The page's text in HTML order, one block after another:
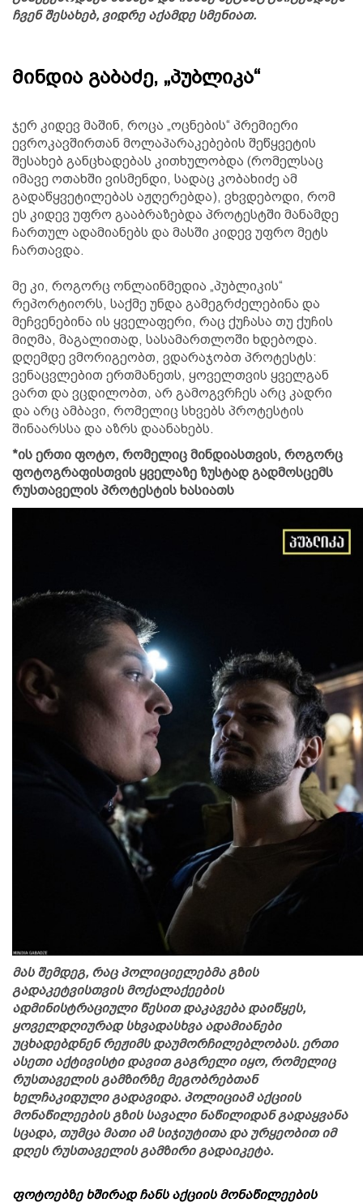
ჩვენ შესახებ, ვიდრე აქამდე სმენიათ.
მინდია გაბაძე, „პუბლიკა“
ჯერ კიდევ მაშინ, როცა „ოცნების“ პრემიერი
ევროკავშირთან მოლაპარაკებების შეწყვეტის
შესახებ განცხადებას კითხულობდა (რომელსაც
იმავე ოთახში ვისმენდი, სადაც კობახიძე ამ
გადაწყვეტილებას აჟღერებდა), ვხვდებოდი, რომ
ეს კიდევ უფრო გააბრაზებდა პროტესტში მანამდე
ჩართულ ადამიანებს და მასში კიდევ უფრო მეტს
ჩართავდა.
მე კი, როგორც ონლაინმედია „პუბლიკის“
რეპორტიორს, საქმე უნდა გამეგრძელებინა და
მეჩვენებინა ის ყველაფერი, რაც ქუჩასა თუ ქუჩის
მიღმა, მაგალითად, სასამართლოში ხდებოდა.
დღემდე ვმორიგეობთ, ვდარაჯობთ პროტესტს:
ვენაცვლებით ერთმანეთს, ყოველთვის ყველგან
ვართ და ვცდილობთ, არ გამოგვრჩეს არც კადრი
და არც ამბავი, რომელიც სხვებს პროტესტის
შინაარსსა და აზრს დაანახებს.
*ის ერთი ფოტო, რომელიც მინდიასთვის, როგორც
ფოტოგრაფისთვის ყველაზე ზუსტად გადმოსცემს
რუსთაველის პროტესტის ხასიათს
მას შემდეგ, რაც პოლიციელებმა გზის
გადაკეტვისთვის მოქალაქეების
ადმინისტრაციული წესით დაკავება დაიწყეს,
ყოველდღიურად სხვადასხვა ადამიანები
უცხადებდნენ რეჟიმს დაუმორჩილებლობას. ერთი
ასეთი აქტივისტი დავით გაგრელი იყო, რომელიც
რუსთაველის გამზირზე მეგობრებთან
ხელჩაკიდული გადავიდა. პოლიციამ აქციის
მონაწილეების გზის სავალი ნაწილიდან გადაყვანა
სცადა, თუმცა მათი ამ სიჯიუტითა და ურყეობით იმ
დღეს რუსთაველის გამზირი გადაიკეტა.
ფოტოებზე ხშირად ჩანს აქციის მონაწილეების